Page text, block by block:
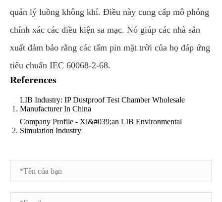
quản lý luồng không khí. Điều này cung cấp mô phỏng
chính xác các điều kiện sa mạc. Nó giúp các nhà sản
xuất đảm bảo rằng các tấm pin mặt trời của họ đáp ứng
tiêu chuẩn IEC 60068-2-68.
References
LIB Industry: IP Dustproof Test Chamber Wholesale
Manufacturer In China
Company Profile - Xi&#039;an LIB Environmental
Simulation Industry